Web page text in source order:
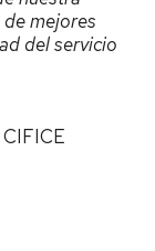
mejores
del servicio